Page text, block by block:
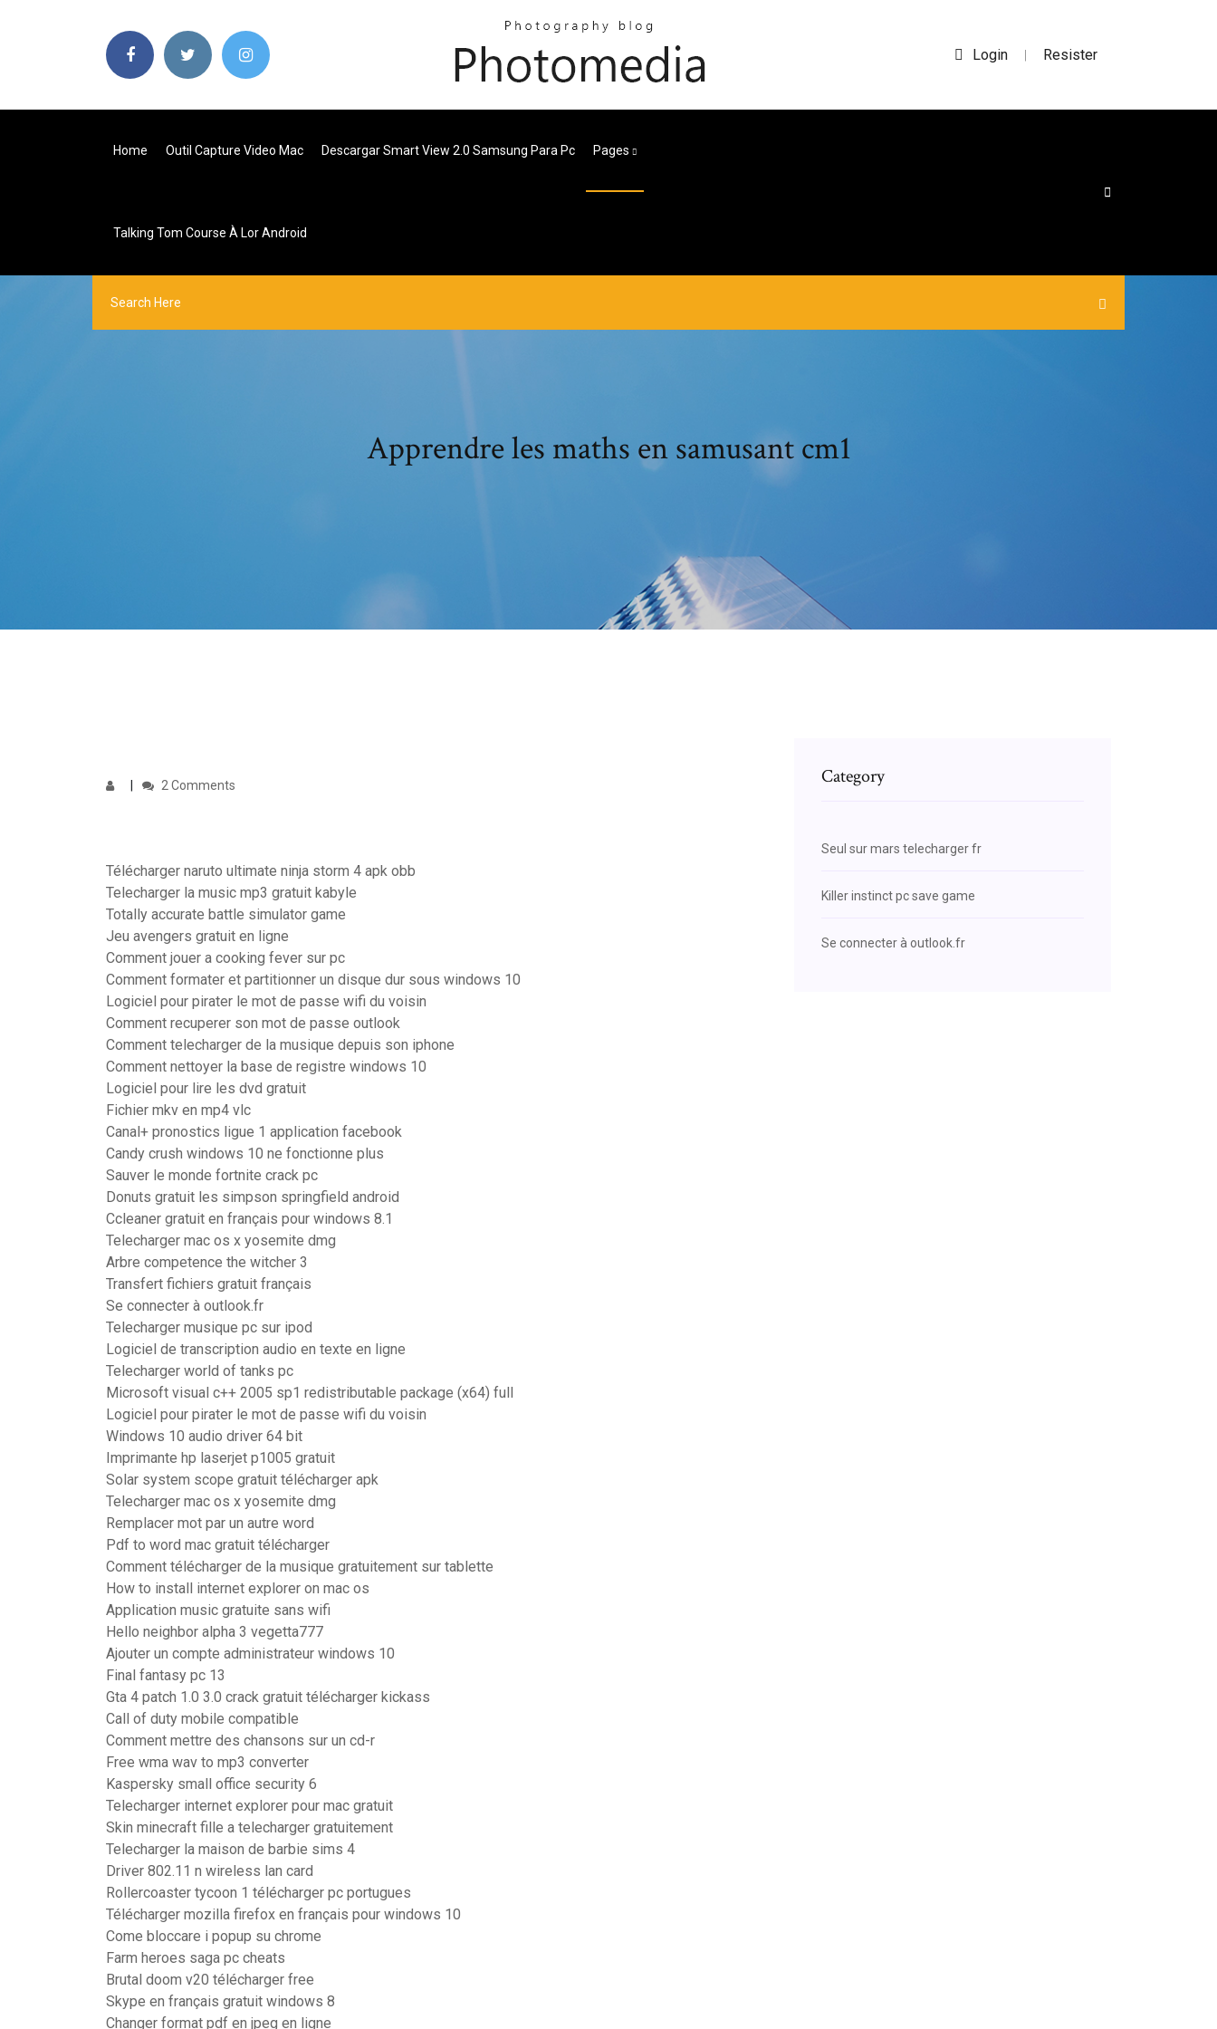
Login | Resister
Home Outil Capture Video Mac Descargar Smart View 2.0 Samsung Para Pc Pages
Talking Tom Course À Lor Android
Apprendre les maths en samusant cm1
2 Comments
Télécharger naruto ultimate ninja storm 4 apk obb
Telecharger la music mp3 gratuit kabyle
Totally accurate battle simulator game
Jeu avengers gratuit en ligne
Comment jouer a cooking fever sur pc
Comment formater et partitionner un disque dur sous windows 10
Logiciel pour pirater le mot de passe wifi du voisin
Comment recuperer son mot de passe outlook
Comment telecharger de la musique depuis son iphone
Comment nettoyer la base de registre windows 10
Logiciel pour lire les dvd gratuit
Fichier mkv en mp4 vlc
Canal+ pronostics ligue 1 application facebook
Candy crush windows 10 ne fonctionne plus
Sauver le monde fortnite crack pc
Donuts gratuit les simpson springfield android
Ccleaner gratuit en français pour windows 8.1
Telecharger mac os x yosemite dmg
Arbre competence the witcher 3
Transfert fichiers gratuit français
Se connecter à outlook.fr
Telecharger musique pc sur ipod
Logiciel de transcription audio en texte en ligne
Telecharger world of tanks pc
Microsoft visual c++ 2005 sp1 redistributable package (x64) full
Logiciel pour pirater le mot de passe wifi du voisin
Windows 10 audio driver 64 bit
Imprimante hp laserjet p1005 gratuit
Solar system scope gratuit télécharger apk
Telecharger mac os x yosemite dmg
Remplacer mot par un autre word
Pdf to word mac gratuit télécharger
Comment télécharger de la musique gratuitement sur tablette
How to install internet explorer on mac os
Application music gratuite sans wifi
Hello neighbor alpha 3 vegetta777
Ajouter un compte administrateur windows 10
Final fantasy pc 13
Gta 4 patch 1.0 3.0 crack gratuit télécharger kickass
Call of duty mobile compatible
Comment mettre des chansons sur un cd-r
Free wma wav to mp3 converter
Kaspersky small office security 6
Telecharger internet explorer pour mac gratuit
Skin minecraft fille a telecharger gratuitement
Telecharger la maison de barbie sims 4
Driver 802.11 n wireless lan card
Rollercoaster tycoon 1 télécharger pc portugues
Télécharger mozilla firefox en français pour windows 10
Come bloccare i popup su chrome
Farm heroes saga pc cheats
Brutal doom v20 télécharger free
Skype en français gratuit windows 8
Changer format pdf en jpeg en ligne
Category
Seul sur mars telecharger fr
Killer instinct pc save game
Se connecter à outlook.fr